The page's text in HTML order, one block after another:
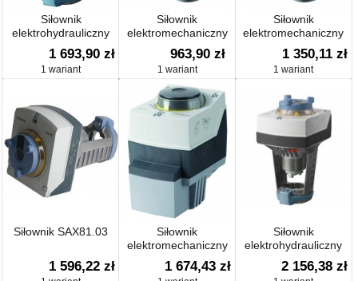
Siłownik
elektrohydrauliczny
TYP SAX31.03
1 693,90 zł
1 wariant
Siłownik
elektromechaniczny
SAS31.00
963,90 zł
1 wariant
Siłownik
elektromechaniczny
SAS31.50 (zamiennik
SQS35.50)
1 350,11 zł
1 wariant
Siłownik SAX81.03
1 596,22 zł
Siłownik
elektromechaniczny
SAS61.53
1 674,43 zł
Siłownik
elektrohydrauliczny
TYP SAX61.03
2 156,38 zł